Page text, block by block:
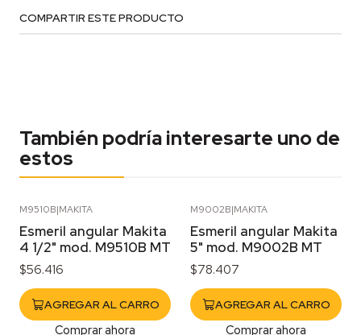
COMPARTIR ESTE PRODUCTO
También podría interesarte uno de
estos
M9510B|MAKITA
Esmeril angular Makita
4 1/2" mod. M9510B MT
$56.416
AGREGAR AL CARRO
Comprar ahora
M9002B|MAKITA
Esmeril angular Makita
5" mod. M9002B MT
$78.407
AGREGAR AL CARRO
Comprar ahora